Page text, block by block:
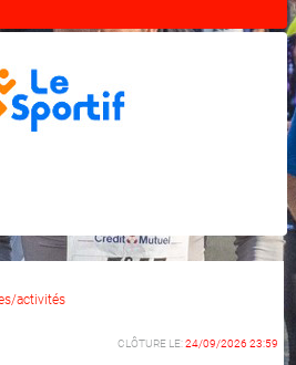
activités
CLÔTURE LE:24/09/2026 23:59